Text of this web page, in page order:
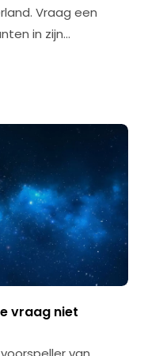
Vraag een
in zijn…
vraag niet